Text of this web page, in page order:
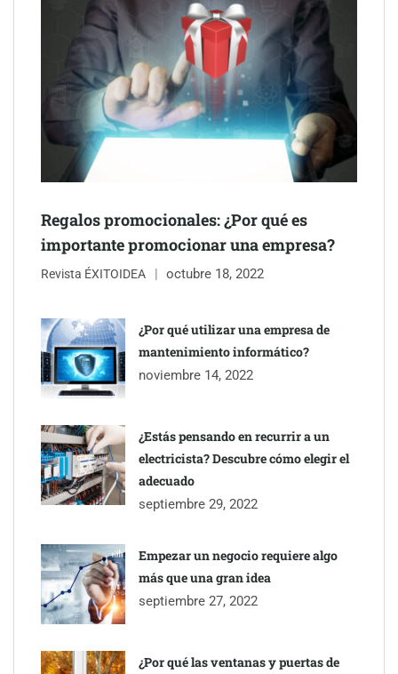
Schaeffler mejora su rentabilidad en el primer semestre de 2026
NOVA: innovación y diseño que transforman espacios de la
mano de Tormo Franquicias
Eagle Waterproofing recomienda revisar la
impermeabilización de las viviendas antes de las vacaciones
Regalos promocionales: ¿Por qué es
importante promocionar una empresa?
Revista ÉXITOIDEA octubre 18, 2022
¿Por qué utilizar una empresa de
mantenimiento informático?
noviembre 14, 2022
¿Estás pensando en recurrir a un
electricista? Descubre cómo elegir el
adecuado
septiembre 29, 2022
Empezar un negocio requiere algo
más que una gran idea
septiembre 27, 2022
¿Por qué las ventanas y puertas de